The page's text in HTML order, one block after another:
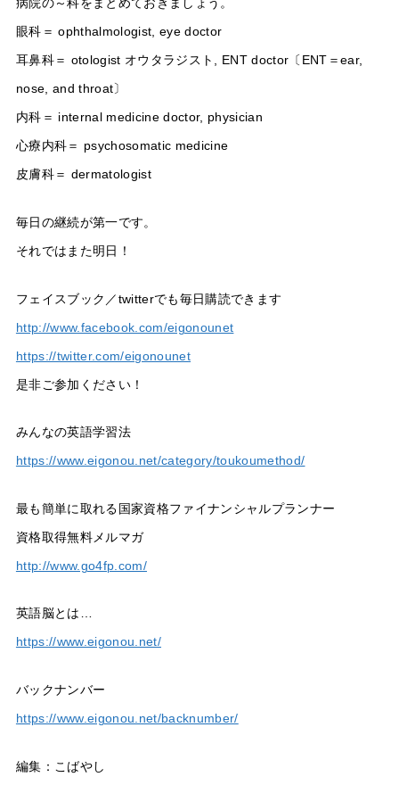
病院の～科をまとめておきましょう。
眼科＝ ophthalmologist, eye doctor
耳鼻科＝ otologist オウタラジスト, ENT doctor〔ENT＝ear,
nose, and throat〕
内科＝ internal medicine doctor, physician
心療内科＝ psychosomatic medicine
皮膚科＝ dermatologist
毎日の継続が第一です。
それではまた明日！
フェイスブック／twitterでも毎日購読できます
http://www.facebook.com/eigonounet
https://twitter.com/eigonounet
是非ご参加ください！
みんなの英語学習法
https://www.eigonou.net/category/toukoumethod/
最も簡単に取れる国家資格ファイナンシャルプランナー
資格取得無料メルマガ
http://www.go4fp.com/
英語脳とは…
https://www.eigonou.net/
バックナンバー
https://www.eigonou.net/backnumber/
編集：こばやし